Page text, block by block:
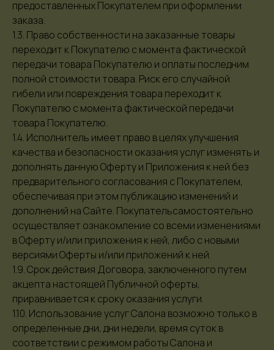
предоставленных Покупателем при оформлении
заказа.
1.3. Право собственности на заказанные товары
переходит к Покупателю с момента фактической
передачи товара Покупателю и оплаты последним
полной стоимости товара. Риск его случайной
гибели или повреждения товара переходит к
Покупателю с момента фактической передачи
товара Покупателю.
1.4. Исполнитель имеет право в целях улучшения
качества и безопасности оказания услуг изменять и
дополнять данную Оферту и Приложения к ней без
предварительного согласования с Покупателем,
обеспечивая при этом публикацию изменений и
дополнений на Сайте. Покупательсамостоятельно
осуществляет ознакомление со всеми изменениями
в Оферту и/или приложения к ней, либо с новыми
версиями Оферты и/или приложений к ней.
1.9. Срок действия Договора, заключенного путем
акцепта настоящей Публичной оферты,
приравнивается к сроку оказания услуги.
1.10. Использование услуг Салона возможно только в
определенные дни, дни недели, время суток в
соответствии с режимом работы Салона и